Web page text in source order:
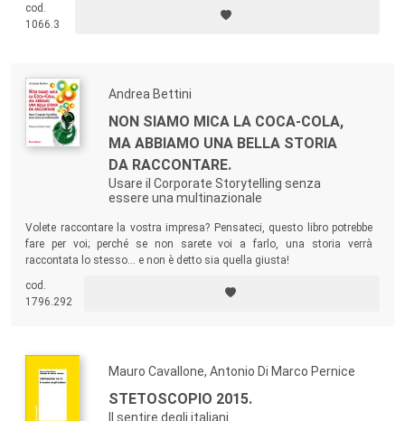
cod.
1066.3
Andrea Bettini
NON SIAMO MICA LA COCA-COLA,
MA ABBIAMO UNA BELLA STORIA
DA RACCONTARE.
Usare il Corporate Storytelling senza
essere una multinazionale
Volete raccontare la vostra impresa? Pensateci, questo libro potrebbe
fare per voi; perché se non sarete voi a farlo, una storia verrà
raccontata lo stesso… e non è detto sia quella giusta!
cod.
1796.292
Mauro Cavallone, Antonio Di Marco Pernice
STETOSCOPIO 2015.
Il sentire degli italiani